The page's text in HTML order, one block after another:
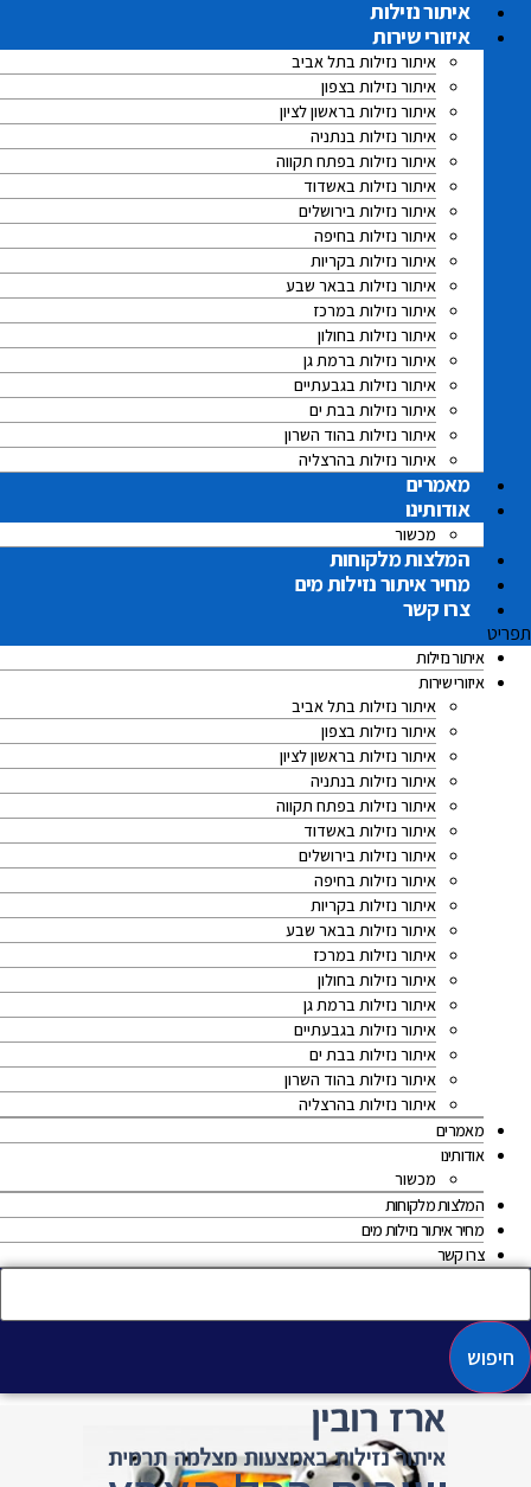
לתוכן
איתור נזילות
איזורי שירות
איתור נזילות בתל אביב
איתור נזילות בצפון
איתור נזילות בראשון לציון
איתור נזילות בנתניה
איתור נזילות בפתח תקווה
איתור נזילות באשדוד
איתור נזילות בירושלים
איתור נזילות בחיפה
איתור נזילות בקריות
איתור נזילות בבאר שבע
איתור נזילות במרכז
איתור נזילות בחולון
איתור נזילות ברמת גן
איתור נזילות בגבעתיים
איתור נזילות בבת ים
איתור נזילות בהוד השרון
איתור נזילות בהרצליה
מאמרים
אודותינו
מכשור
המלצות מלקוחות
מחיר איתור נזילות מים
צרו קשר
תפריט
איתור נזילות
איזורי שירות
איתור נזילות בתל אביב
איתור נזילות בצפון
איתור נזילות בראשון לציון
איתור נזילות בנתניה
איתור נזילות בפתח תקווה
איתור נזילות באשדוד
איתור נזילות בירושלים
איתור נזילות בחיפה
איתור נזילות בקריות
איתור נזילות בבאר שבע
איתור נזילות במרכז
איתור נזילות בחולון
איתור נזילות ברמת גן
איתור נזילות בגבעתיים
איתור נזילות בבת ים
איתור נזילות בהוד השרון
איתור נזילות בהרצליה
מאמרים
אודותינו
מכשור
המלצות מלקוחות
מחיר איתור נזילות מים
צרו קשר
חיפוש